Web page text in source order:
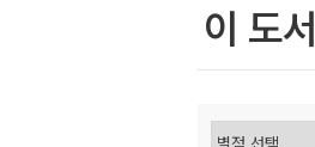
이 도